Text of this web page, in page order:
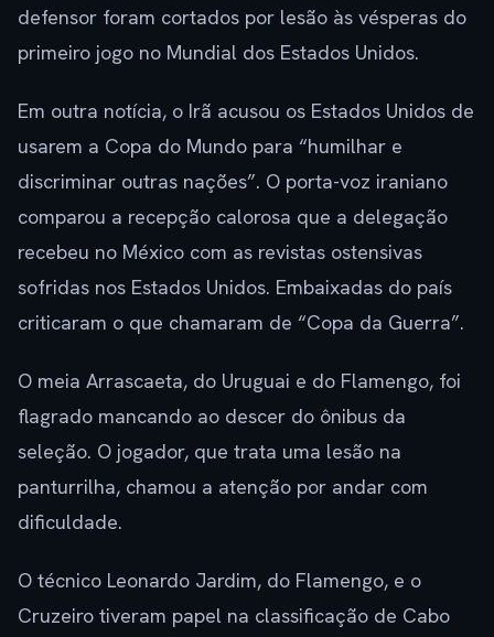
defensor foram cortados por lesão às vésperas do
primeiro jogo no Mundial dos Estados Unidos.
Em outra notícia, o Irã acusou os Estados Unidos de
usarem a Copa do Mundo para “humilhar e
discriminar outras nações”. O porta-voz iraniano
comparou a recepção calorosa que a delegação
recebeu no México com as revistas ostensivas
sofridas nos Estados Unidos. Embaixadas do país
criticaram o que chamaram de “Copa da Guerra”.
O meia Arrascaeta, do Uruguai e do Flamengo, foi
flagrado mancando ao descer do ônibus da
seleção. O jogador, que trata uma lesão na
panturrilha, chamou a atenção por andar com
dificuldade.
O técnico Leonardo Jardim, do Flamengo, e o
Cruzeiro tiveram papel na classificação de Cabo